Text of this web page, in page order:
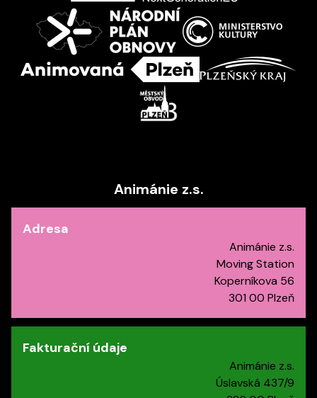
Animánie z.s.
Adresa
Animánie z.s.
Moving Station
Koperníkova 56
301 00 Plzeň
Fakturační údaje
Animánie z.s.
Úslavská 437/9